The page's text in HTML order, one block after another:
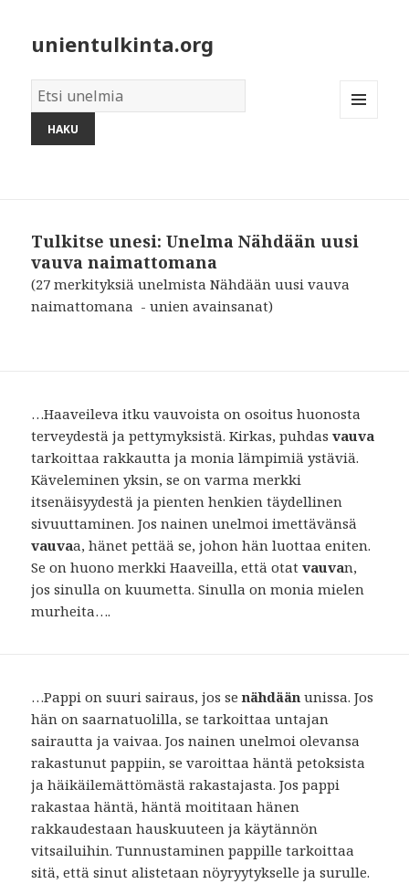
unientulkinta.org
Unelmien
sanakirja:
Tulkitse unesi: Unelma Nähdään uusi
vauva naimattomana
(27 merkityksiä unelmista Nähdään uusi vauva
naimattomana - unien avainsanat)
…Haaveileva itku vauvoista on osoitus huonosta
terveydestä ja pettymyksistä. Kirkas, puhdasvauva
tarkoittaa rakkautta ja monia lämpimiä ystäviä.
Käveleminen yksin, se on varma merkki
itsenäisyydestä ja pienten henkien täydellinen
sivuuttaminen. Jos nainen unelmoi imettävänsä
vauvaa, hänet pettää se, johon hän luottaa eniten.
Se on huono merkki Haaveilla, että otatvauvan,
jos sinulla on kuumetta. Sinulla on monia mielen
murheita….
…Pappi on suuri sairaus, jos senähdään unissa. Jos
hän on saarnatuolilla, se tarkoittaa untajan
sairautta ja vaivaa. Jos nainen unelmoi olevansa
rakastunut pappiin, se varoittaa häntä petoksista
ja häikäilemättömästä rakastajasta. Jos pappi
rakastaa häntä, häntä moititaan hänen
rakkaudestaan ​​hauskuuteen ja käytännön
vitsailuihin. Tunnustaminen pappille tarkoittaa
sitä, että sinut alistetaan nöyryytykselle ja surulle.